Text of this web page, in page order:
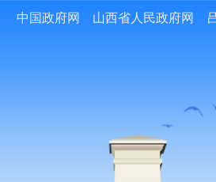
中国政府网 山西省人民政府网